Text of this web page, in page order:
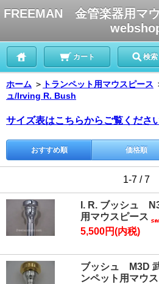
FREEMAN 金管楽器用マ
カート 検索
ホーム ＞ トランペット用マウスピース
ュ/Irving R. Bush
サイズ表はこちらからご覧くださ
おすすめ順 価格順
1-7 / 7
I. R. ブッシュ
用マウスピース
5,500円(内税)
ブッシュ M3D
ンペット用マウ